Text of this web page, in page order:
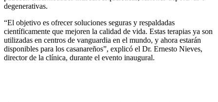
degenerativas.
“El objetivo es ofrecer soluciones seguras y respaldadas
científicamente que mejoren la calidad de vida. Estas terapias ya son
utilizadas en centros de vanguardia en el mundo, y ahora estarán
disponibles para los casanareños”, explicó el Dr. Ernesto Nieves,
director de la clínica, durante el evento inaugural.